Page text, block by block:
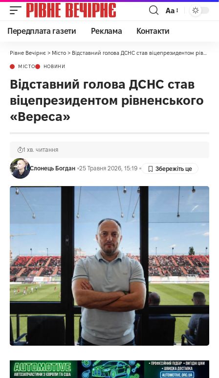
Аа
Передплата газети Реклама Контакти
Рівне Вечірнє > Місто > Відставний голова ДСНС став віцепрезидентом рівненського «Вереса»
МІСТО НОВИНИ
Відставний голова ДСНС став
віцепрезидентом рівненського
«Вереса»
Слонець Богдан 25 Травня 2026, 15:19
1 хв. читання